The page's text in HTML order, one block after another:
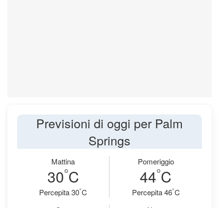
Previsioni di oggi per Palm
Springs
Mattina
30°C
Percepita 30°C
Pomeriggio
44°C
Percepita 46°C